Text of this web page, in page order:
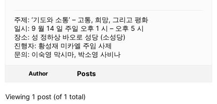
주제: ‘기도와 소통’ – 고통, 희망, 그리고 평화
일시: 9 월 14 일 주일 오후 1 시 – 오후 5 시
장소: 성 정하상 바오로 성당 (소성당)
진행자: 황성재 미카엘 주임 사제
문의: 이숙영 막시마, 박소영 사비나
Author Posts
Viewing 1 post (of 1 total)